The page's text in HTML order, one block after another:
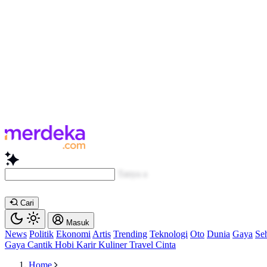
Cari
Masuk
News Politik Ekonomi Artis Trending Teknologi Oto Dunia Gaya
Gaya Cantik Hobi KarirKulinerTravel Cinta
Home